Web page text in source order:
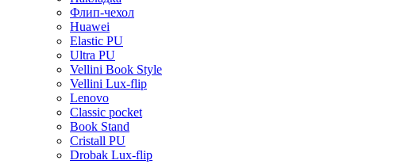
Флип-чехол
Huawei
Elastic PU
Ultra PU
Vellini Book Style
Vellini Lux-flip
Lenovo
Classic pocket
Book Stand
Cristall PU
Drobak Lux-flip